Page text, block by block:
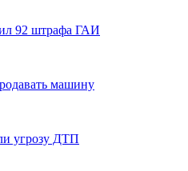
92 штрафа ГАИ
машину
угрозу ДТП